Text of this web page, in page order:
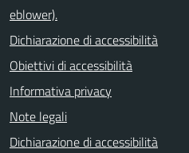
eblower).
Dichiarazione di accessibilità
Obiettivi di accessibilità
Informativa privacy
Note legali
Dichiarazione di accessibilità